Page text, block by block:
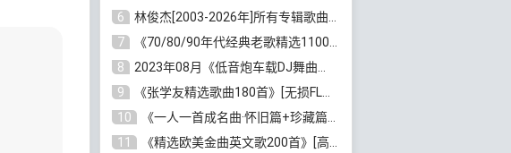
6
林俊杰[2003-2026年]所有专辑歌曲全集[无损FLAC/MP3/13.05GB]百度云网盘下载
7
《70/80/90年代经典老歌精选1100首》[高品质MP3/320K/10GB]百度云网盘下载
8
2023年08月《低音炮车载DJ舞曲排行360首》劲爆歌曲合集[高品质MP3/320K/2.86GB]百度云网盘下载
9
《张学友精选歌曲180首》[无损FLAC/MP3/6.26GB]百度云网盘下载
10
《一人一首成名曲·怀旧篇+珍藏篇4CD》[无损WAV/DTS+高品质MP3/6.88GB]百度云网盘下载
11
《精选欧美金曲英文歌200首》[高品质MP3/320K/1.81GB]百度云网盘下载